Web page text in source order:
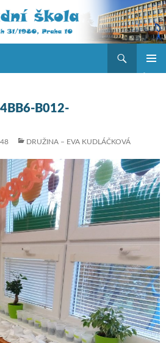
B012-
DRUŽINA – EVA KUDLÁČKOVÁ